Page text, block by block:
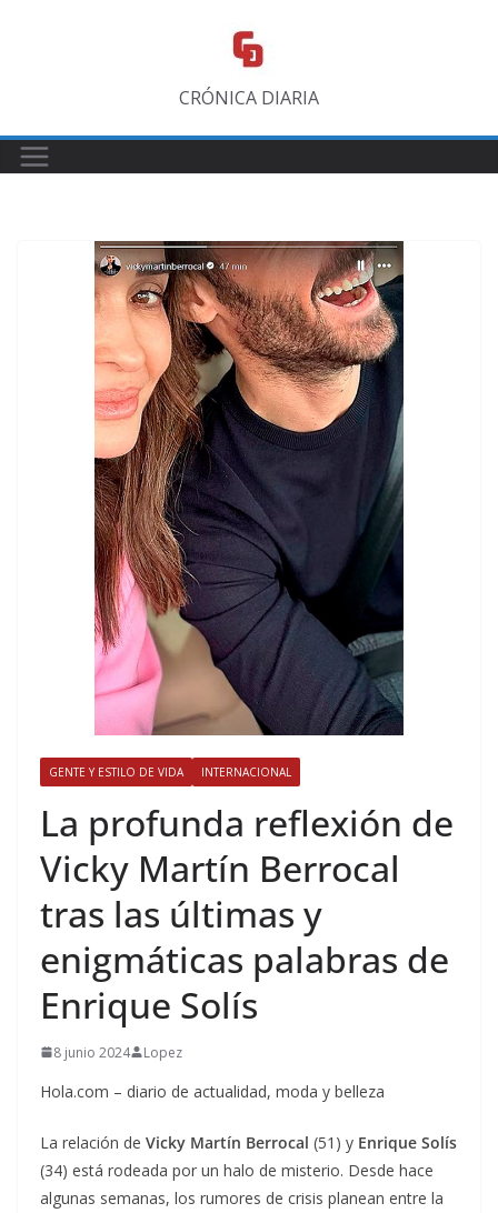
CRÓNICA DIARIA
GENTE Y ESTILO DE VIDA INTERNACIONAL
​La profunda reflexión de
Vicky Martín Berrocal
tras las últimas y
enigmáticas palabras de
Enrique Solís
8 junio 2024 Lopez
Hola.com – diario de actualidad, moda y belleza
La relación de Vicky Martín Berrocal (51) y Enrique Solís
(34) está rodeada por un halo de misterio. Desde hace
algunas semanas, los rumores de crisis planean entre la